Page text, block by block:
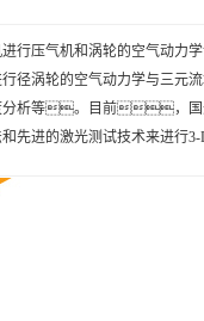
行压气机和涡轮的空气动
径涡轮的空气动力学与三
等。目前，国外
和先进的激光测试技术来进